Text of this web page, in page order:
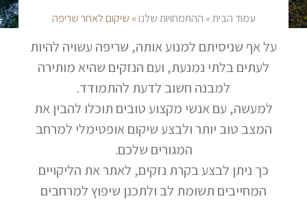
עמוד הבית» ההתמחויות שלנו» שיקום לאחר שריפה
על אף שניסיתם למנוע אותה, שריפה עשויה להיות
לעתים בלתי נמנעת, ועם הנזקים שהיא מותירה
למבנה חשוב לדעת להתמודד.
למעשה, עם אנשי מקצוע טובים תוכלו להבין את
המצב טוב יותר ולבצע שיקום אופטימלי למרחב
המגורים שלכם.
כך ניתן לבצע בקרת נזקים, לאתר את הליקויים
המחייבים תשומת לב ולתכנן שיפוץ למרחבים